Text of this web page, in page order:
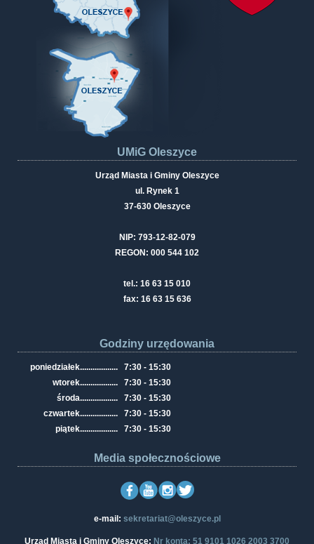
UMiG Oleszyce
Urząd Miasta i Gminy Oleszyce
ul. Rynek 1
37-630 Oleszyce
NIP: 793-12-82-079
REGON: 000 544 102
tel.: 16 63 15 010
fax: 16 63 15 636
Godziny urzędowania
poniedziałek..................
7:30 - 15:30
wtorek..................
7:30 - 15:30
środa..................
7:30 - 15:30
czwartek..................
7:30 - 15:30
piątek.................. 7:30 - 15:30
Media społecznościowe
e-mail: sekretariat@oleszyce.pl
Urząd Miasta i Gminy Oleszyce: Nr konta: 51 9101 1026 2003 3700